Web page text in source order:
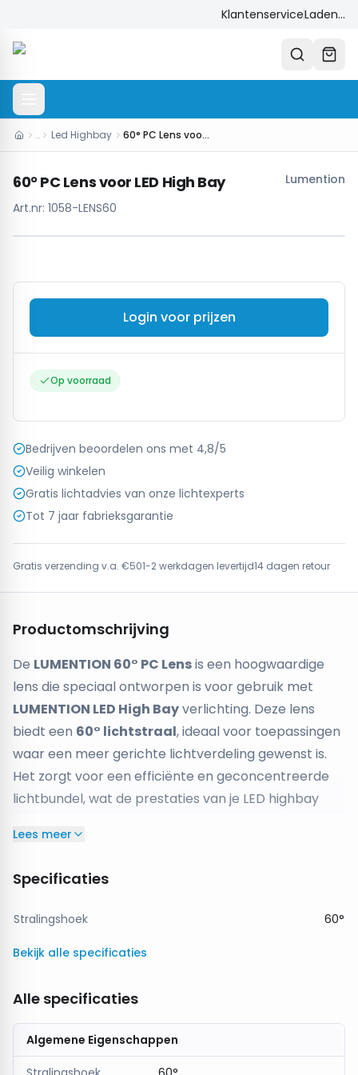
KlantenserviceLaden...
… Led Highbay 60° PC Lens voor LED High Bay
60° PC Lens voor LED High Bay
Lumention
Art.nr: 1058-LENS60
Login voor prijzen
Op voorraad
Bedrijven beoordelen ons met 4,8/5
Veilig winkelen
Gratis lichtadvies van onze lichtexperts
Tot 7 jaar fabrieksgarantie
Gratis verzending v.a. €501-2 werkdagen levertijd14 dagen retour
Productomschrijving
De LUMENTION 60° PC Lensis een hoogwaardige
lens die speciaal ontworpen is voor gebruik met
LUMENTION LED High Bayverlichting. Deze lens
biedt een 60° lichtstraal, ideaal voor toepassingen
waar een meer gerichte lichtverdeling gewenst is.
Het zorgt voor een efficiënte en geconcentreerde
lichtbundel, wat de prestaties van je LED highbay
DePC (Polycarbonaat) lens
omstandigheden in industriële omgevingen. Deze
lens is eenvoudig te installeren en zorgt voor een
ruimtes met specifieke verlichtingseisen, zoals
sportfaciliteiten.
DeLUMENTION 60° PC Lensis een geweldige
toevoeging voor het verbeteren van de
lichtspreiding en het verhogen van de efficiëntie van
Lees meer
Specificaties
Stralingshoek 60°
Bekijk alle specificaties
Alle specificaties
Algemene Eigenschappen